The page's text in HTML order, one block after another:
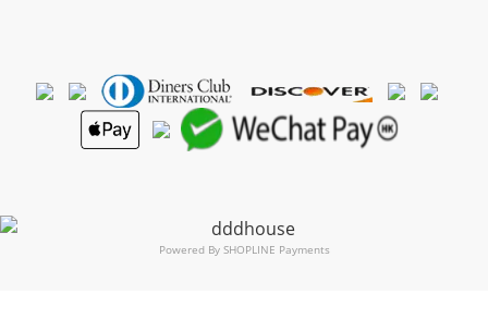
Powered By SHOPLINE Payments